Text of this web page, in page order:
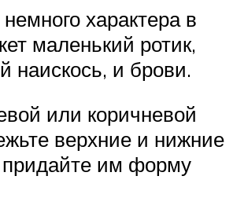
характера в
маленький ротик,
наискось, и брови.
или коричневой
верхние и нижние
придайте им форму